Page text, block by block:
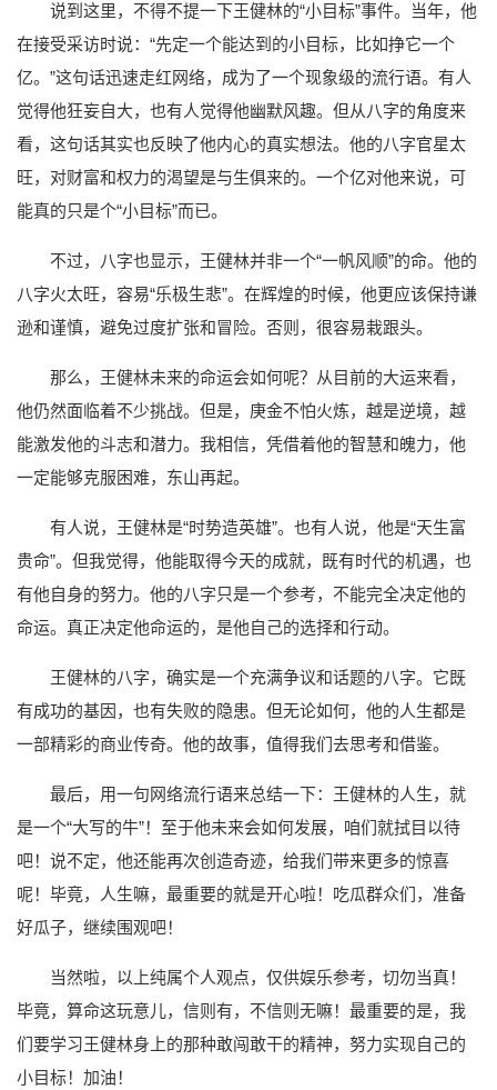
说到这里，不得不提一下王健林的“小目标”事件。当年，他
在接受采访时说：“先定一个能达到的小目标，比如挣它一个
亿。”这句话迅速走红网络，成为了一个现象级的流行语。有人
觉得他狂妄自大，也有人觉得他幽默风趣。但从八字的角度来
看，这句话其实也反映了他内心的真实想法。他的八字官星太
旺，对财富和权力的渴望是与生俱来的。一个亿对他来说，可
能真的只是个“小目标”而已。
不过，八字也显示，王健林并非一个“一帆风顺”的命。他的
八字火太旺，容易“乐极生悲”。在辉煌的时候，他更应该保持谦
逊和谨慎，避免过度扩张和冒险。否则，很容易栽跟头。
那么，王健林未来的命运会如何呢？从目前的大运来看，
他仍然面临着不少挑战。但是，庚金不怕火炼，越是逆境，越
能激发他的斗志和潜力。我相信，凭借着他的智慧和魄力，他
一定能够克服困难，东山再起。
有人说，王健林是“时势造英雄”。也有人说，他是“天生富
贵命”。但我觉得，他能取得今天的成就，既有时代的机遇，也
有他自身的努力。他的八字只是一个参考，不能完全决定他的
命运。真正决定他命运的，是他自己的选择和行动。
王健林的八字，确实是一个充满争议和话题的八字。它既
有成功的基因，也有失败的隐患。但无论如何，他的人生都是
一部精彩的商业传奇。他的故事，值得我们去思考和借鉴。
最后，用一句网络流行语来总结一下：王健林的人生，就
是一个“大写的牛”！至于他未来会如何发展，咱们就拭目以待
吧！说不定，他还能再次创造奇迹，给我们带来更多的惊喜
呢！毕竟，人生嘛，最重要的就是开心啦！吃瓜群众们，准备
好瓜子，继续围观吧！
当然啦，以上纯属个人观点，仅供娱乐参考，切勿当真！
毕竟，算命这玩意儿，信则有，不信则无嘛！最重要的是，我
们要学习王健林身上的那种敢闯敢干的精神，努力实现自己的
小目标！加油！